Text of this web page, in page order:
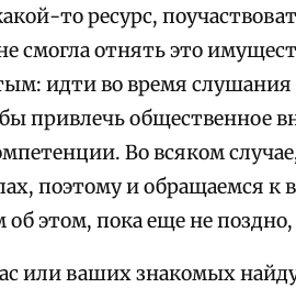
то ресурс,
смогла отнять это
идти во время
привлечь общественное
Во всяком
поэтому и обращаемся к
этом, пока еще не
или ваших знакомых